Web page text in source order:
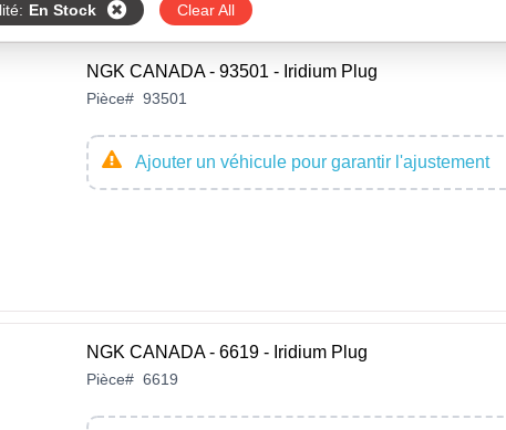
: En Stock Clear All
NGK CANADA - 93501 - Iridium Plug
Pièce# 93501
Ajouter un véhicule pour garantir l'ajustement
NGK CANADA - 6619 - Iridium Plug
Pièce# 6619